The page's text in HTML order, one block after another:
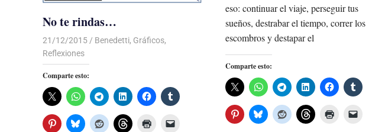
No te rindas…
21/12/2015 Luis Castellanos
Benedetti, Gráficos,
Reflexiones
Comparte esto:
eso: continuar el viaje, perseguir tus
sueños, destrabar el tiempo, correr los
escombros y destapar el
Comparte esto: